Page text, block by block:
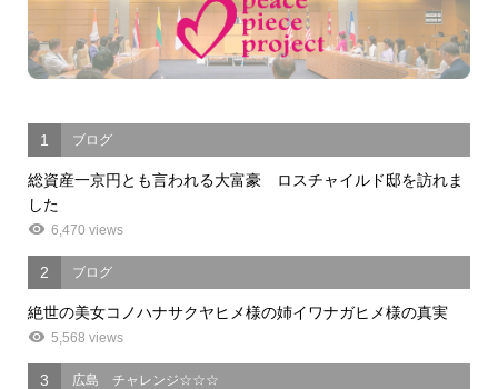
1 ブログ
総資産一京円とも言われる大富豪 ロスチャイルド邸を訪れま
した
6,470 views
2 ブログ
絶世の美女コノハナサクヤヒメ様の姉イワナガヒメ様の真実
5,568 views
3 広島 チャレンジ☆☆☆